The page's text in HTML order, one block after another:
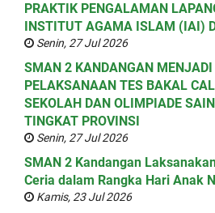
PRAKTIK PENGALAMAN
INSTITUT AGAMA ISLAM (IAI)
Senin, 27 Jul 2026
SMAN 2 KANDANGAN
PELAKSANAAN TES BAKAL
SEKOLAH DAN OLIMPIADE
TINGKAT PROVINSI
Senin, 27 Jul 2026
SMAN 2 Kandangan
Ceria dalam Rangka Hari Anak
Kamis, 23 Jul 2026